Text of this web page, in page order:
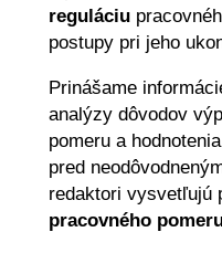
reguláciu
postupy pri jeho
Prinášame
analýzy dôvodov
pomeru a
pred
redaktori vysvetľujú
pracovného